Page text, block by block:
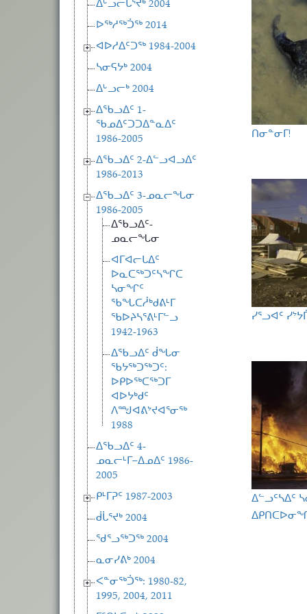
ᐃᒡᓗᓕᒑᕐᔪᒃ 2004
ᐅᖅᓱᖅᑑᖅ 2014
ᐊᐅᓱᐃᑦᑐᖅ 1984-2004
ᓴᓂᕋᔭᒃ 2004
ᐃᒡᓗᓕᒃ 2004
ᐃᖃᓗᐃᑦ 1-
ᖃᓄᐃᑦᑐᑐᐃᓐᓇᐃᑦ
1986-2005
ᐃᖃᓗᐃᑦ 2-ᐃᓪᓗᐊᓗᐃᑦ
1986-2013
ᐃᖃᓗᐃᑦ 3-ᓄᓇᓕᖓᓂ
1986-2005
ᐃᖃᓗᐃᑦ-
ᓄᓇᓕᖓᓂ
ᐊᒥᐊᓕᒐᐃᑦ
ᐅᓇᑕᖅᑐᑦᓴᖏᑕ
ᓴᓂᖏᑦ
ᖃᖓᑕᓲᒃᑯᕕᒻᒥ
ᖃᐅᔨᓴᕐᕕᒻᒥᓪᓗ
1942-1963
ᐃᖃᓗᐃᑦ ᑰᖓᓂ
ᖃᔭᖅᑐᖅᑐᑦ:
ᐅᑭᐅᖅᑕᖅᑐᒥ
ᐊᐅᔭᒃᑯᑦ
ᐱᙳᐊᕕᔾᔪᐊᕐᓂᖅ
1988
ᐃᖃᓗᐃᑦ 4-
ᓄᓇᓕᒻᒥ−ᐃᓄᐃᑦ 1986-
2005
ᑭᒻᒥᕈᑦ 1987-2003
ᑰᒑᕐᔪᒃ 2004
ᖁᕐᓗᖅᑐᖅ 2004
ᓇᓂᓯᕕᒃ 2004
ᐸᓐᓂᖅᑑᖅ: 1980-82,
1995, 2004, 2011
ᑎᓂᓐᓂᒥ!
ᓯᕐᓗᐊᑦ
ᐃᓪᓗᑦᓴᐃᑦ